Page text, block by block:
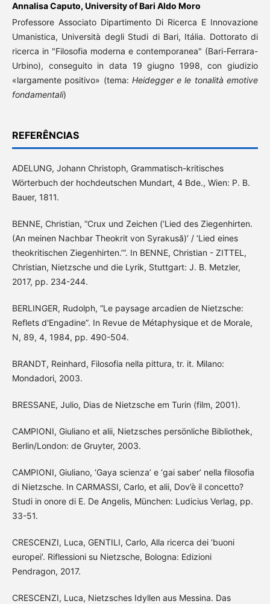
Annalisa Caputo, University of Bari Aldo Moro
Professore Associato Dipartimento Di Ricerca E Innovazione
Umanistica, Università degli Studi di Bari, Itália. Dottorato di
ricerca in "Filosofia moderna e contemporanea" (Bari-Ferrara-
Urbino), conseguito in data 19 giugno 1998, con giudizio
«largamente positivo» (tema: Heidegger e le tonalità emotive
fondamentali)
REFERÊNCIAS
ADELUNG, Johann Christoph, Grammatisch-kritisches
Wörterbuch der hochdeutschen Mundart, 4 Bde., Wien: P. B.
Bauer, 1811.
BENNE, Christian, “Crux und Zeichen (‘Lied des Ziegenhirten.
(An meinen Nachbar Theokrit von Syrakusă)’ / ‘Lied eines
theokritischen Ziegenhirten.’”. In BENNE, Christian - ZITTEL,
Christian, Nietzsche und die Lyrik, Stuttgart: J. B. Metzler,
2017, pp. 234-244.
BERLINGER, Rudolph, “Le paysage arcadien de Nietzsche:
Reflets d'Engadine”. In Revue de Métaphysique et de Morale,
N, 89, 4, 1984, pp. 490-504.
BRANDT, Reinhard, Filosofia nella pittura, tr. it. Milano:
Mondadori, 2003.
BRESSANE, Julio, Dias de Nietzsche em Turin (film, 2001).
CAMPIONI, Giuliano et alii, Nietzsches persönliche Bibliothek,
Berlin/London: de Gruyter, 2003.
CAMPIONI, Giuliano, ‘Gaya scienza’ e ‘gai saber’ nella filosofia
di Nietzsche. In CARMASSI, Carlo, et alii, Dov’è il concetto?
Studi in onore di E. De Angelis, München: Ludicius Verlag, pp.
33-51.
CRESCENZI, Luca, GENTILI, Carlo, Alla ricerca dei ‘buoni
europei’. Riflessioni su Nietzsche, Bologna: Edizioni
Pendragon, 2017.
CRESCENZI, Luca, Nietzsches Idyllen aus Messina. Das